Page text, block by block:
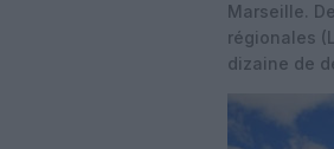
Marseille.
régionales
dizaine de